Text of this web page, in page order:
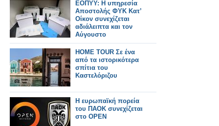
ΕΟΠΥΥ: Η υπηρεσία
Αποστολής ΦΥΚ Κατ’
Οίκον συνεχίζεται
αδιάλειπτα και τον
Αύγουστο
HOME TOUR Σε ένα
από τα ιστορικότερα
σπίτια του
Καστελόριζου
Η ευρωπαϊκή πορεία
του ΠΑΟΚ συνεχίζεται
στο OPEN